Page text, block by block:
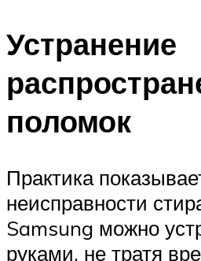
Устранение
поломок
Практика
неисправности
Samsung можно
руками, не тратя